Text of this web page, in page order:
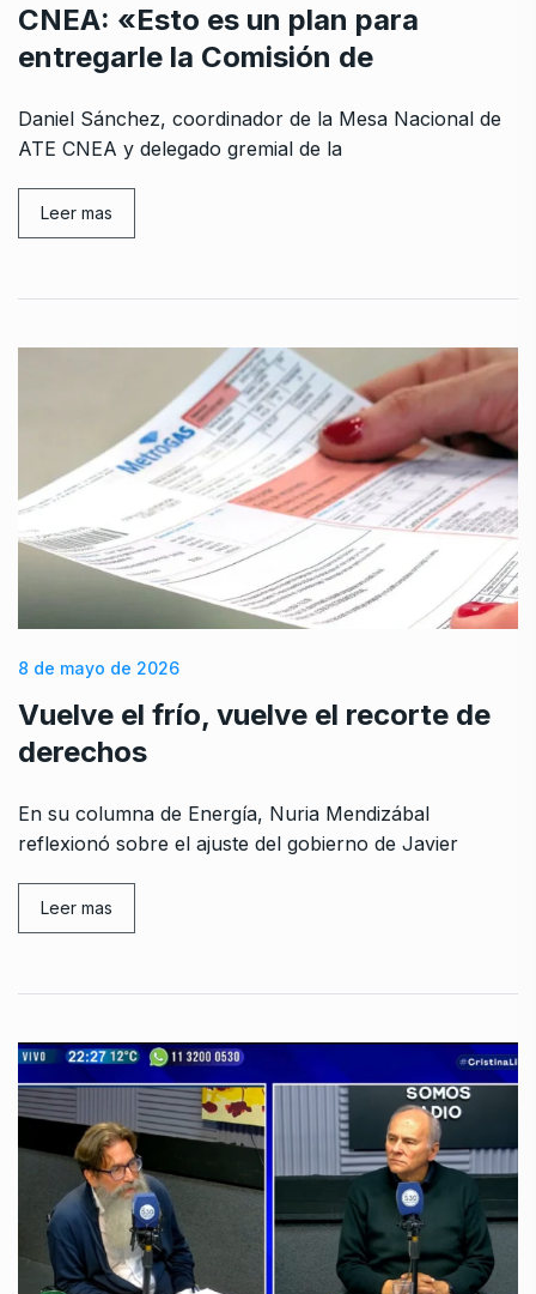
CNEA: «Esto es un plan para
entregarle la Comisión de
Daniel Sánchez, coordinador de la Mesa Nacional de
ATE CNEA y delegado gremial de la
Leer mas
8 de mayo de 2026
Vuelve el frío, vuelve el recorte de
derechos
En su columna de Energía, Nuria Mendizábal
reflexionó sobre el ajuste del gobierno de Javier
Leer mas